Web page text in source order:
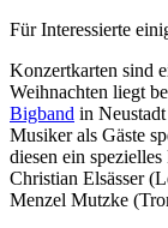
Für Interessierte
Konzertkarten sind
Weihnachten liegt
Bigband in
Musiker als Gäste
diesen ein
Christian Elsässer
Menzel Mutzke